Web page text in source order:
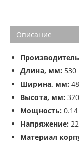
Описание
Длина, мм: 530
Ширина, мм:
Высота, мм: 320
Мощность:
Напряжение:
Материал